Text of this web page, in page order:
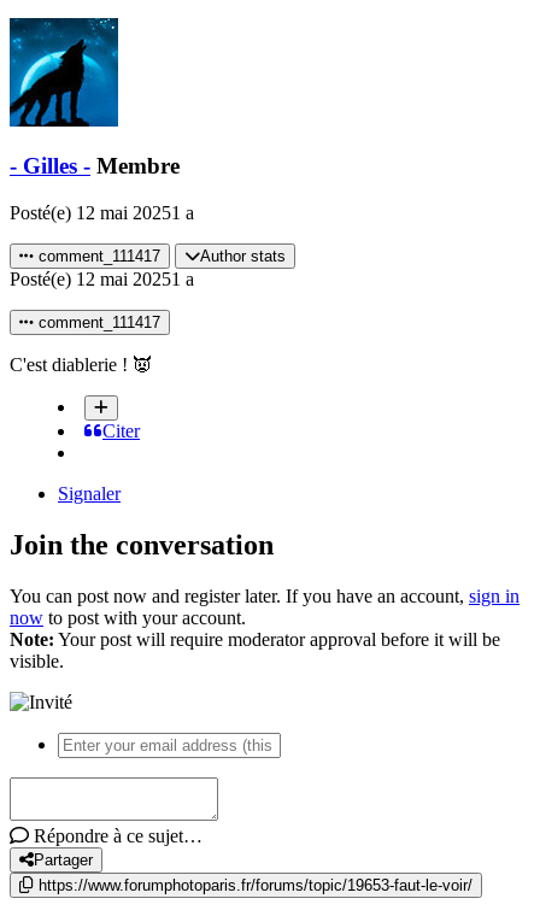
- Gilles - Membre
Posté(e) 12 mai 20251 a
comment_111417 Author stats
Posté(e) 12 mai 20251 a
comment_111417
C'est diablerie ! 👿
Citer
Signaler
Join the conversation
You can post now and register later. If you have an account, sign in
now to post with your account.
Note: Your post will require moderator approval before it will be
visible.
Répondre à ce sujet…
Partager
https://www.forumphotoparis.fr/forums/topic/19653-faut-le-voir/